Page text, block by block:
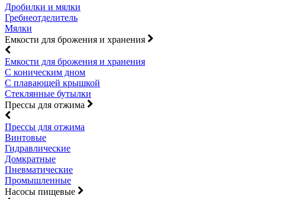
Дробилки и мялки
Гребнеотделитель
Мялки
Емкости для брожения и хранения
Емкости для брожения и хранения
С коническим дном
С плавающей крышкой
Стеклянные бутылки
Прессы для отжима
Прессы для отжима
Винтовые
Гидравлические
Домкратные
Пневматические
Промышленные
Насосы пищевые